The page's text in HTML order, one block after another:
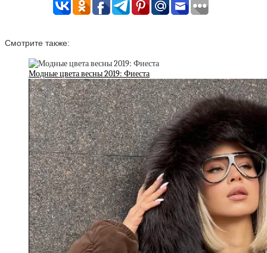
Смотрите также:
Модные цвета весны 2019: Фиеста